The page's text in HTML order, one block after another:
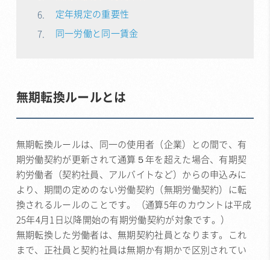
定年規定の重要性
同一労働と同一賃金
無期転換ルールとは
無期転換ルールは、同一の使用者（企業）との間で、有
期労働契約が更新されて通算５年を超えた場合、有期契
約労働者（契約社員、アルバイトなど）からの申込みに
より、期間の定めのない労働契約（無期労働契約）に転
換されるルールのことです。（通算5年のカウントは平成
25年4月1日以降開始の有期労働契約が対象です。）
無期転換した労働者は、無期契約社員となります。これ
まで、正社員と契約社員は無期か有期かで区別されてい